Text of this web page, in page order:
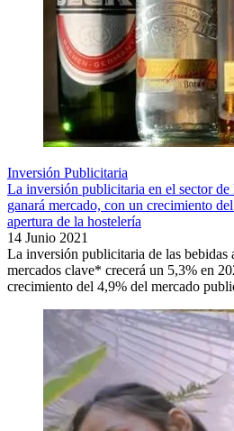
Inversión Publicitaria
La inversión publicitaria en el sector de
ganará mercado, con un crecimiento
apertura de la hostelería
14 Junio 2021
La inversión publicitaria de las bebidas
mercados clave* crecerá un 5,3% en
crecimiento del 4,9% del mercado